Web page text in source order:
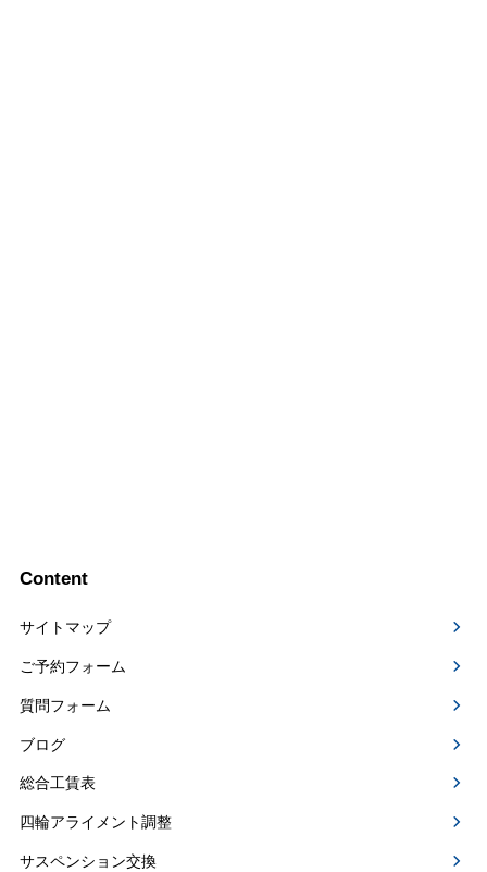
Content
サイトマップ
ご予約フォーム
質問フォーム
ブログ
総合工賃表
四輪アライメント調整
サスペンション交換